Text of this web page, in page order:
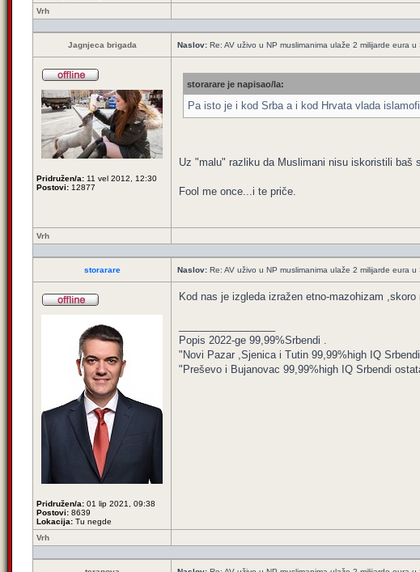
Vrh
Jagnjeca brigada Naslov: Re: AV uživo u NP muslimanima ulaže 2 milijarde eura u
Pridružen/a: 11 vel 2012, 12:30
Postovi: 12877
storarare je napisao/la:
Pa isto je i kod Srba a i kod Hrvata vlada
Uz "malu" razliku da Muslimani nisu iskoristili baš
Fool me once...i te priče.
Vrh
storarare Naslov: Re: AV uživo u NP muslimanima ulaže 2 milijarde eura u
Pridružen/a: 01 lip 2021, 09:38
Postovi: 8639
Lokacija: Tu negde
Kod nas je izgleda izražen etno-mazohizam
Popis 2022-ge 99,99%Srbendi .
"Novi Pazar ,Sjenica i Tutin 99,99%high IQ
"Preševo i Bujanovac 99,99%high IQ Srbendi
Vrh